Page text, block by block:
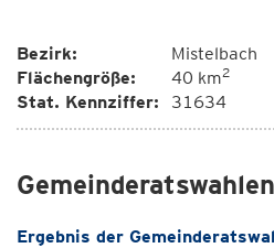
Bezirk:
Mistelbach
Flächengröße:
40 km2
Stat. Kennziffer: 31634
Gemeinderatswahlen
Ergebnis der